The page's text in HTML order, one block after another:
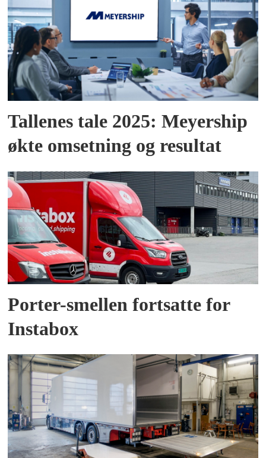
Tallenes tale 2025: Meyership
økte omsetning og resultat
Porter-smellen fortsatte for
Instabox